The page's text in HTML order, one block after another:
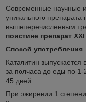
Современные научные
уникального препарата
вышеперечисленным
поистине препарат ХХI
Способ употребления
Каталитин выпускается
за полчаса до еды по 1-
45 дней.
При ожирении 1